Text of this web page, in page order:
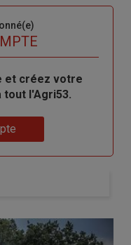
et créez votre
tout l'Agri53.